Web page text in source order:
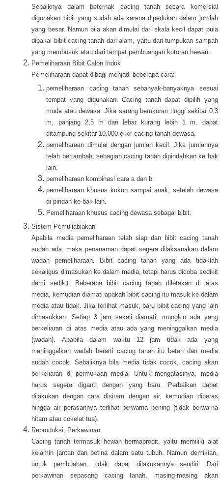
Sebaiknya dalam beternak cacing tanah secara komersial
digunakan bibit yang sudah ada karena diperlukan dalam jumlah
yang besar. Namun bila akan dimulai dari skala kecil dapat pula
dipakai bibit cacing tanah dari alam, yaitu dari tumpukan sampah
yang membusuk atau dari tempat pembuangan kotoran hewan.
Pemeliharaan Bibit Calon Induk
Pemeliharaan dapat dibagi menjadi beberapa cara:
pemeliharaan cacing tanah sebanyak-banyaknya sesuai
tempat yang digunakan. Cacing tanah dapat dipilih yang
muda atau dewasa. Jika sarang berukuran tinggi sekitar 0,3
m, panjang 2,5 m dan lebar kurang lebih 1 m, dapat
ditampung sekitar 10.000 ekor cacing tanah dewasa.
pemeliharaan dimulai dengan jumlah kecil. Jika jumlahnya
telah bertambah, sebagian cacing tanah dipindahkan ke bak
lain.
pemeliharaan kombinasi cara a dan b.
pemeliharaan khusus kokon sampai anak, setelah dewasa
di pindah ke bak lain.
Pemeliharaan khusus cacing dewasa sebagai bibit.
Sistem Pemuliabiakan
Apabila media pemeliharaan telah siap dan bibit cacing tanah
sudah ada, maka penanaman dapat segera dilaksanakan dalam
wadah pemeliharaan. Bibit cacing tanah yang ada tidaklah
sekaligus dimasukan ke dalam media, tetapi harus dicoba sedikit
demi sedikit. Beberapa bibit cacing tanah diletakan di atas
media, kemudian diamati apakah bibit cacing itu masuk ke dalam
media atau tidak. Jika terlihat masuk, baru bibit cacing yang lain
dimasukkan. Setiap 3 jam sekali diamati, mungkin ada yang
berkeliaran di atas media atau ada yang meninggalkan media
(wadah). Apabila dalam waktu 12 jam tidak ada yang
meninggalkan wadah berarti cacing tanah itu betah dan media
sudah cocok. Sebaliknya bila media tidak cocok, cacing akan
berkeliaran di permukaan media. Untuk mengatasinya, media
harus segera diganti dengan yang baru. Perbaikan dapat
dilakukan dengan cara disiram dengan air, kemudian diperas
hingga air perasannya terlihat berwarna bening (tidak berwarna
hitam atau cokelat tua).
Reproduksi, Perkawinan
Cacing tanah termasuk hewan hermaprodit, yaitu memiliki alat
kelamin jantan dan betina dalam satu tubuh. Namun demikian,
untuk pembuahan, tidak dapat dilakukannya sendiri. Dari
perkawinan sepasang cacing tanah, masing-masing akan